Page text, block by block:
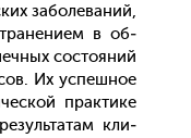
за­боле­ваний,
в об­
сос­то­яний
Их ус­пешное
прак­ти­ке
кли­